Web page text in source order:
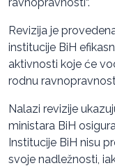
Revizija je
institucije BiH
aktivnosti koje će
rodnu
Nalazi revizije
ministara BiH
Institucije BiH nisu
svoje nadležnosti,